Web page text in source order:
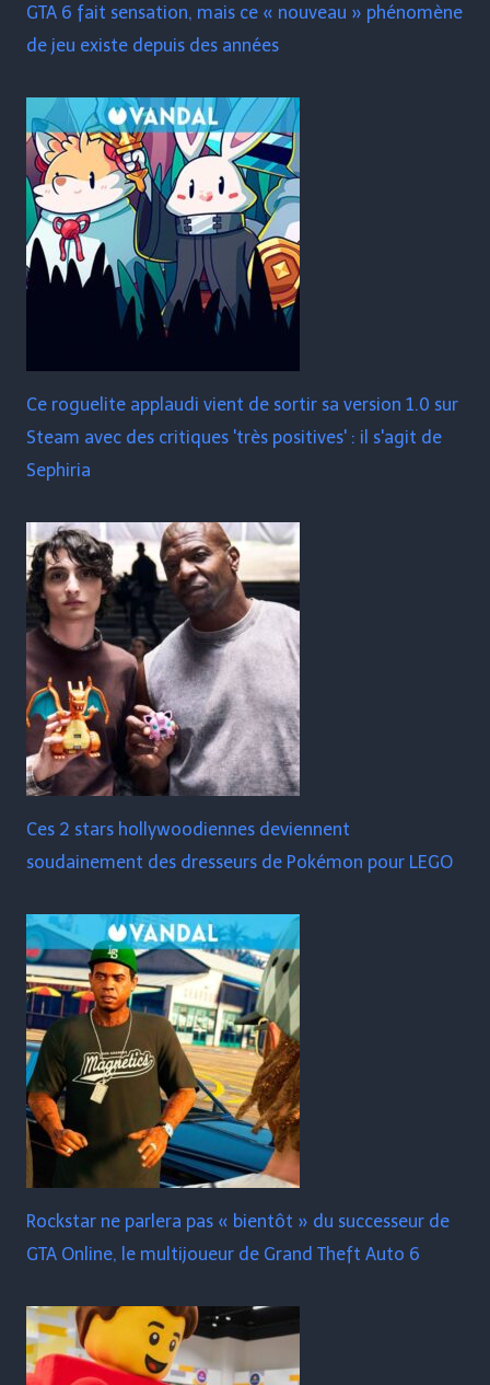
GTA 6 fait sensation, mais ce « nouveau » phénomène
de jeu existe depuis des années
Ce roguelite applaudi vient de sortir sa version 1.0 sur
Steam avec des critiques 'très positives' : il s'agit de
Sephiria
Ces 2 stars hollywoodiennes deviennent
soudainement des dresseurs de Pokémon pour LEGO
Rockstar ne parlera pas « bientôt » du successeur de
GTA Online, le multijoueur de Grand Theft Auto 6